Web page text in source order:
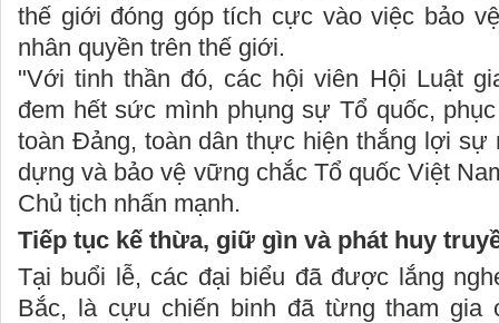
thế giới đóng góp tích cực vào việc bảo
nhân quyền trên thế giới.
"Với tinh thần đó, các hội viên Hội Luật
đem hết sức mình phụng sự Tổ quốc,
toàn Đảng, toàn dân thực hiện thắng lợi sự
dựng và bảo vệ vững chắc Tổ quốc Việt
Chủ tịch nhấn mạnh.
Tiếp tục kế thừa, giữ gìn và phát huy
Tại buổi lễ, các đại biểu đã được lắng
Bắc, là cựu chiến binh đã từng tham gia